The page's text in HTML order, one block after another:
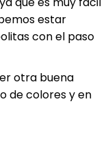
estar
con el paso
otra buena
de colores y en